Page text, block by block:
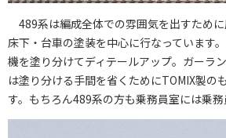
489系は編成全体での雰囲気を出すために
床下・台車の塗装を中心に行なっています
機を塗り分けてディテールアップ。ガーラ
は塗り分ける手間を省くためにTOMIX製の
す。もちろん489系の方も乗務員室には乗務